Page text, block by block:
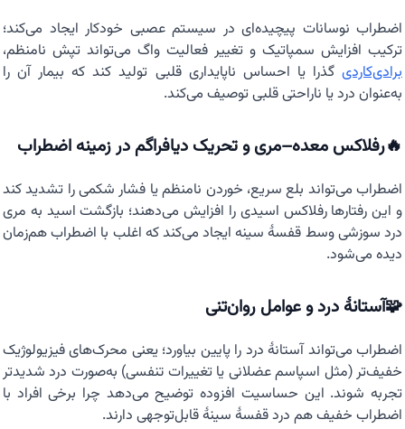
اضطراب نوسانات پیچیده‌ای در سیستم عصبی خودکار ایجاد می‌کند؛
ترکیب افزایش سمپاتیک و تغییر فعالیت واگ می‌تواند تپش نامنظم،
برادی‌کاردی گذرا یا احساس ناپایداری قلبی تولید کند که بیمار آن را
به‌عنوان درد یا ناراحتی قلبی توصیف می‌کند.
🔥رفلاکس معده–مری و تحریک دیافراگم در زمینه اضطراب
اضطراب می‌تواند بلع سریع، خوردن نامنظم یا فشار شکمی را تشدید کند
و این رفتارها رفلاکس اسیدی را افزایش می‌دهند؛ بازگشت اسید به مری
درد سوزشی وسط قفسهٔ سینه ایجاد می‌کند که اغلب با اضطراب هم‌زمان
دیده می‌شود.
🧩آستانهٔ درد و عوامل روان‌تنی
اضطراب می‌تواند آستانهٔ درد را پایین بیاورد؛ یعنی محرک‌های فیزیولوژیک
خفیف‌تر (مثل اسپاسم عضلانی یا تغییرات تنفسی) به‌صورت درد شدیدتر
تجربه شوند. این حساسیت افزوده توضیح می‌دهد چرا برخی افراد با
اضطراب خفیف هم درد قفسهٔ سینهٔ قابل‌توجهی دارند.